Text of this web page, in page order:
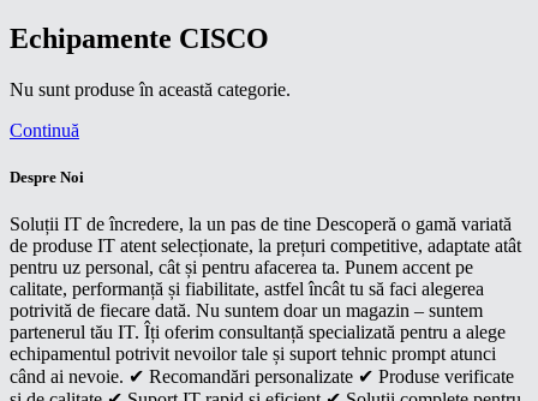
Echipamente CISCO
Nu sunt produse în această categorie.
Continuă
Despre Noi
Soluții IT de încredere, la un pas de tine Descoperă o gamă variată
de produse IT atent selecționate, la prețuri competitive, adaptate atât
pentru uz personal, cât și pentru afacerea ta. Punem accent pe
calitate, performanță și fiabilitate, astfel încât tu să faci alegerea
potrivită de fiecare dată. Nu suntem doar un magazin – suntem
partenerul tău IT. Îți oferim consultanță specializată pentru a alege
echipamentul potrivit nevoilor tale și suport tehnic prompt atunci
când ai nevoie. ✔ Recomandări personalizate ✔ Produse verificate